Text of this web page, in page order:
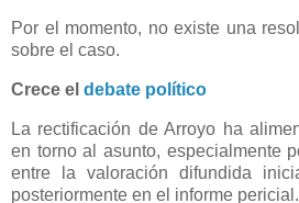
Por el momento, no existe una
sobre el caso.
Crece el debate político
La rectificación de Arroyo ha
en torno al asunto, especialmente
entre la valoración difundida
posteriormente en el informe pericial.